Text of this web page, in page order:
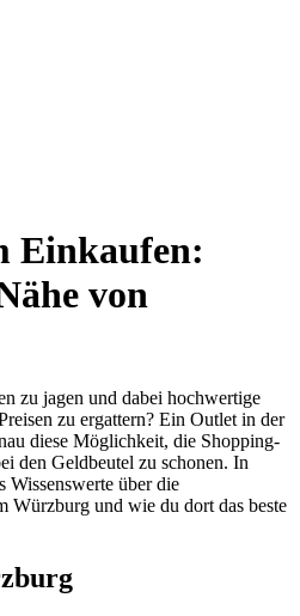
Einkaufen:
von
zu jagen und dabei hochwertige
zu ergattern? Ein Outlet in der
diese Möglichkeit, die Shopping-
den Geldbeutel zu schonen. In
Wissenswerte über die
Würzburg und wie du dort das beste